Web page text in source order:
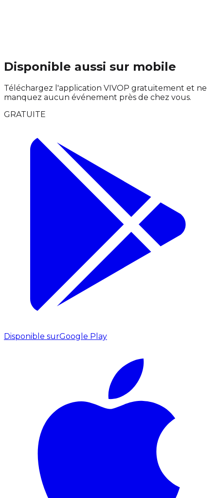
Disponible aussi sur mobile
Téléchargez l'application VIVOP gratuitement et ne
manquez aucun événement près de chez vous.
GRATUITE
Disponible surGoogle Play